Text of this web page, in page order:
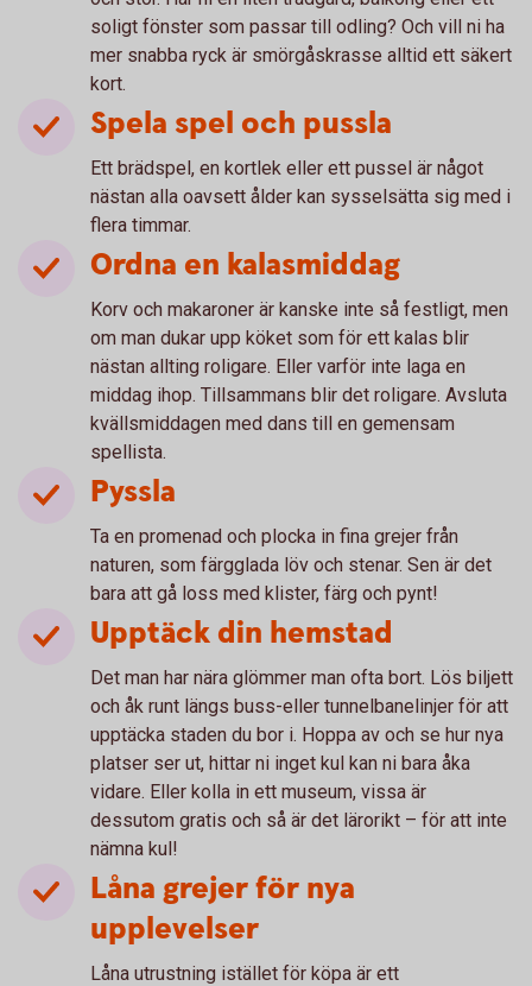
soligt fönster som passar till odling? Och vill ni ha
mer snabba ryck är smörgåskrasse alltid ett säkert
kort.
Spela spel och pussla
Ett brädspel, en kortlek eller ett pussel är något
nästan alla oavsett ålder kan sysselsätta sig med i
flera timmar.
Ordna en kalasmiddag
Korv och makaroner är kanske inte så festligt, men
om man dukar upp köket som för ett kalas blir
nästan allting roligare. Eller varför inte laga en
middag ihop. Tillsammans blir det roligare. Avsluta
kvällsmiddagen med dans till en gemensam
spellista.
Pyssla
Ta en promenad och plocka in fina grejer från
naturen, som färgglada löv och stenar. Sen är det
bara att gå loss med klister, färg och pynt!
Upptäck din hemstad
Det man har nära glömmer man ofta bort. Lös biljett
och åk runt längs buss-eller tunnelbanelinjer för att
upptäcka staden du bor i. Hoppa av och se hur nya
platser ser ut, hittar ni inget kul kan ni bara åka
vidare. Eller kolla in ett museum, vissa är
dessutom gratis och så är det lärorikt – för att inte
nämna kul!
Låna grejer för nya
upplevelser
Låna utrustning istället för köpa är ett